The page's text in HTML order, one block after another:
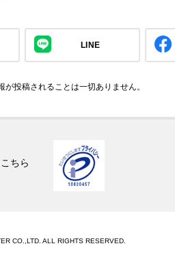
LINE
投稿されることは一切ありません。
ちら
CO.,LTD. ALL RIGHTS RESERVED.